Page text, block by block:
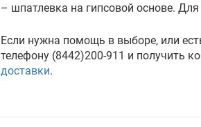
– шпатлевка на гипсовой основе.
Если нужна помощь в выборе, или
телефону (8442)200-911 и получить
доставки.